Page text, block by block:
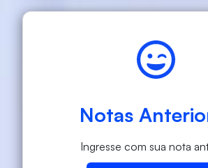
Notas
Ingresse com sua nota